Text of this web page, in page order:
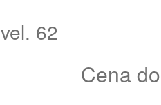
62
Cena